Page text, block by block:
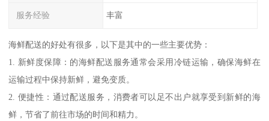
服务经验 丰富
海鲜配送的好处有很多，以下是其中的一些主要优势：
1. 新鲜度保障：的海鲜配送服务通常会采用冷链运输，确保海鲜在
运输过程中保持新鲜，避免变质。
2. 便捷性：通过配送服务，消费者可以足不出户就享受到新鲜的海
鲜，节省了前往市场的时间和精力。